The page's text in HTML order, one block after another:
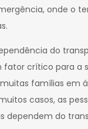
onde o
do
fator crítico para a
famílias em
casos, as
dependem do